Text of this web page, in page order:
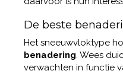
De beste
Het sneeuwvloktype
benadering. Wees
verwachten in functie